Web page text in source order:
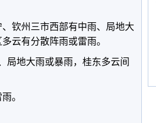
钦州三市西部有中雨、局地大
云有分散阵雨或雷雨。
局地大雨或暴雨，桂东多云间
。